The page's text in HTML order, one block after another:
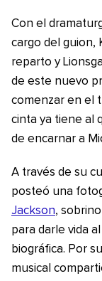
Con el
cargo del guion,
reparto y
de este nuevo
comenzar en el
cinta ya tiene al
de encarnar a
A través de su
posteó una
Jackson,
para darle vida
biográfica. Por
musical